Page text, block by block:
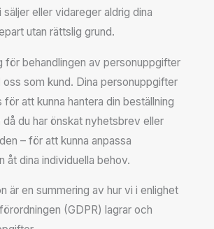
säljer eller vidareger aldrig dina
utan rättslig grund.
för behandlingen av personuppgifter
oss som kund. Dina personuppgifter
att kunna hantera din beställning
du har önskat nyhetsbrev eller
– för att kunna anpassa
åt dina individuella behov.
är en summering av hur vi i enlighet
(GDPR) lagrar och